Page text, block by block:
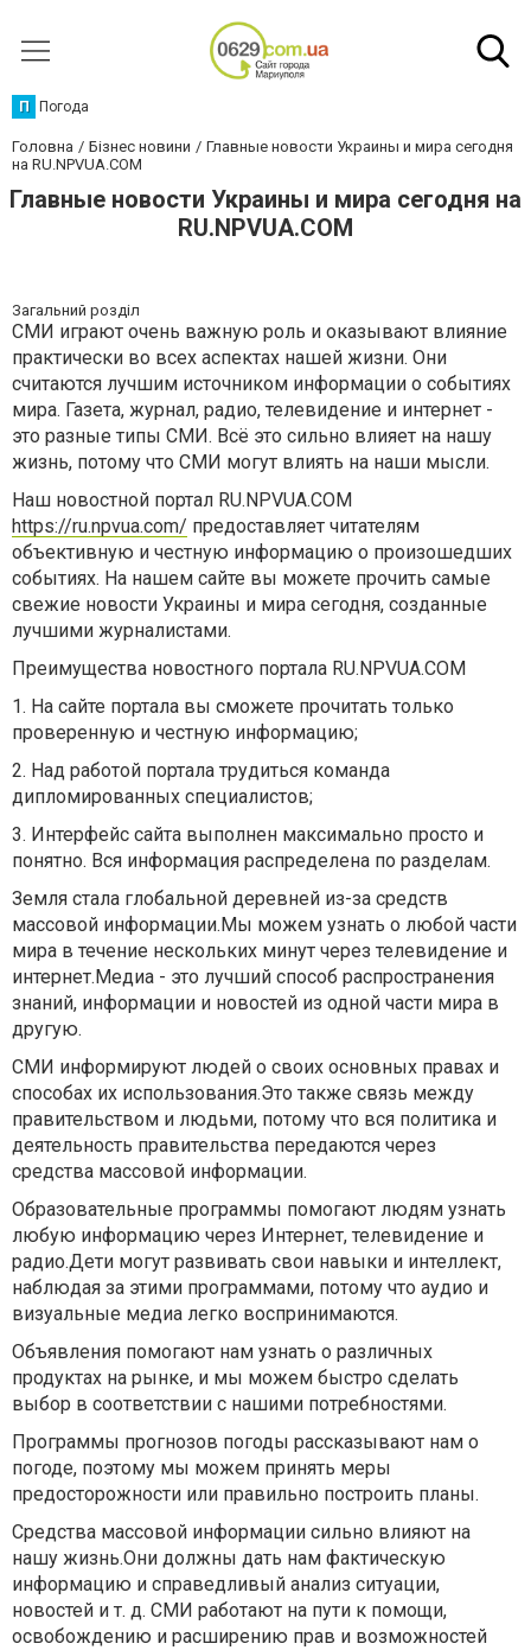
П Погода
Головна Бізнес новини
Главные новости Украины и мира сегодня
на RU.NPVUA.COM
Главные новости Украины и мира сегодня на
RU.NPVUA.COM
Загальний розділ
СМИ играют очень важную роль и оказывают влияние
практически во всех аспектах нашей жизни. Они
считаются лучшим источником информации о событиях
мира. Газета, журнал, радио, телевидение и интернет -
это разные типы СМИ. Всё это сильно влияет на нашу
жизнь, потому что СМИ могут влиять на наши мысли.
Наш новостной портал RU.NPVUA.COM
https://ru.npvua.com/ предоставляет читателям
объективную и честную информацию о произошедших
событиях. На нашем сайте вы можете прочить самые
свежие новости Украины и мира сегодня, созданные
лучшими журналистами.
Преимущества новостного портала RU.NPVUA.COM
1. На сайте портала вы сможете прочитать только
проверенную и честную информацию;
2. Над работой портала трудиться команда
дипломированных специалистов;
3. Интерфейс сайта выполнен максимально просто и
понятно. Вся информация распределена по разделам.
Земля стала глобальной деревней из-за средств
массовой информации.Мы можем узнать о любой части
мира в течение нескольких минут через телевидение и
интернет.Медиа - это лучший способ распространения
знаний, информации и новостей из одной части мира в
другую.
СМИ информируют людей о своих основных правах и
способах их использования.Это также связь между
правительством и людьми, потому что вся политика и
деятельность правительства передаются через
средства массовой информации.
Образовательные программы помогают людям узнать
любую информацию через Интернет, телевидение и
радио.Дети могут развивать свои навыки и интеллект,
наблюдая за этими программами, потому что аудио и
визуальные медиа легко воспринимаются.
Объявления помогают нам узнать о различных
продуктах на рынке, и мы можем быстро сделать
выбор в соответствии с нашими потребностями.
Программы прогнозов погоды рассказывают нам о
погоде, поэтому мы можем принять меры
предосторожности или правильно построить планы.
Средства массовой информации сильно влияют на
нашу жизнь.Они должны дать нам фактическую
информацию и справедливый анализ ситуации,
новостей и т. д. СМИ работают на пути к помощи,
освобождению и расширению прав и возможностей